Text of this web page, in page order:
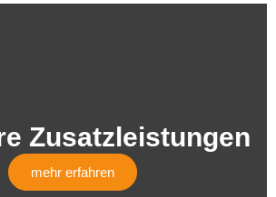
Zusatzleistungen
mehr erfahren